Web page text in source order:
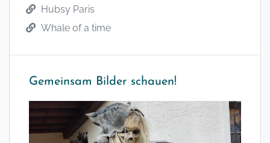
Hubsy Paris
Whale of a time
Gemeinsam Bilder schauen!